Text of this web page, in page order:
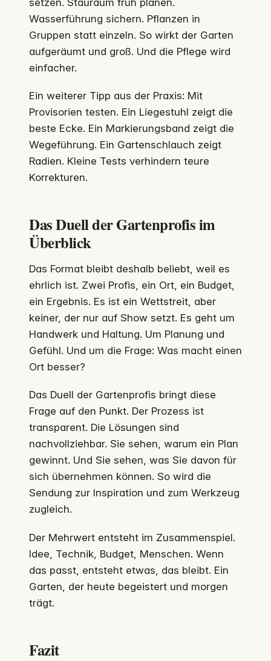
setzen. Stauraum früh planen.
Wasserführung sichern. Pflanzen in
Gruppen statt einzeln. So wirkt der Garten
aufgeräumt und groß. Und die Pflege wird
einfacher.
Ein weiterer Tipp aus der Praxis: Mit
Provisorien testen. Ein Liegestuhl zeigt die
beste Ecke. Ein Markierungsband zeigt die
Wegeführung. Ein Gartenschlauch zeigt
Radien. Kleine Tests verhindern teure
Korrekturen.
Das Duell der Gartenprofis im
Überblick
Das Format bleibt deshalb beliebt, weil es
ehrlich ist. Zwei Profis, ein Ort, ein Budget,
ein Ergebnis. Es ist ein Wettstreit, aber
keiner, der nur auf Show setzt. Es geht um
Handwerk und Haltung. Um Planung und
Gefühl. Und um die Frage: Was macht einen
Ort besser?
Das Duell der Gartenprofis bringt diese
Frage auf den Punkt. Der Prozess ist
transparent. Die Lösungen sind
nachvollziehbar. Sie sehen, warum ein Plan
gewinnt. Und Sie sehen, was Sie davon für
sich übernehmen können. So wird die
Sendung zur Inspiration und zum Werkzeug
zugleich.
Der Mehrwert entsteht im Zusammenspiel.
Idee, Technik, Budget, Menschen. Wenn
das passt, entsteht etwas, das bleibt. Ein
Garten, der heute begeistert und morgen
trägt.
Fazit